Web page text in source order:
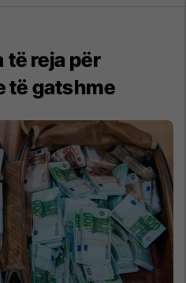
të reja për
të gatshme